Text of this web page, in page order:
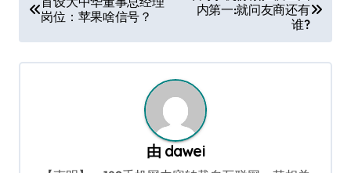
章
导
航
岗位：苹果啥信号？
内第一:就问友商还有
谁?
由 dawei